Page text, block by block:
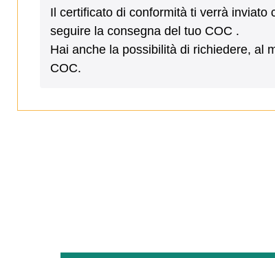
Il certificato di conformità ti verrà
seguire la consegna del tuo COC .
Hai anche la possibilità di richiedere, al
COC.